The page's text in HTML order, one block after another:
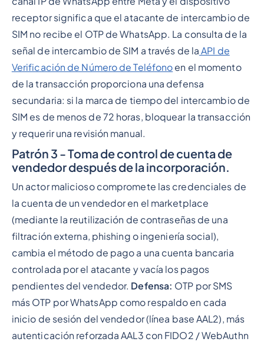
receptor significa que el atacante de intercambio de
SIM no recibe el OTP de WhatsApp. La consulta de la
señal de intercambio de SIM a través de la API de
Verificación de Número de Teléfono en el momento
de la transacción proporciona una defensa
secundaria: si la marca de tiempo del intercambio de
SIM es de menos de 72 horas, bloquear la transacción
y requerir una revisión manual.
Patrón 3 - Toma de control de cuenta de
vendedor después de la incorporación.
Un actor malicioso compromete las credenciales de
la cuenta de un vendedor en el marketplace
(mediante la reutilización de contraseñas de una
filtración externa, phishing o ingeniería social),
cambia el método de pago a una cuenta bancaria
controlada por el atacante y vacía los pagos
pendientes del vendedor. Defensa: OTP por SMS
más OTP por WhatsApp como respaldo en cada
inicio de sesión del vendedor (línea base AAL2), más
autenticación reforzada AAL3 con FIDO2 / WebAuthn